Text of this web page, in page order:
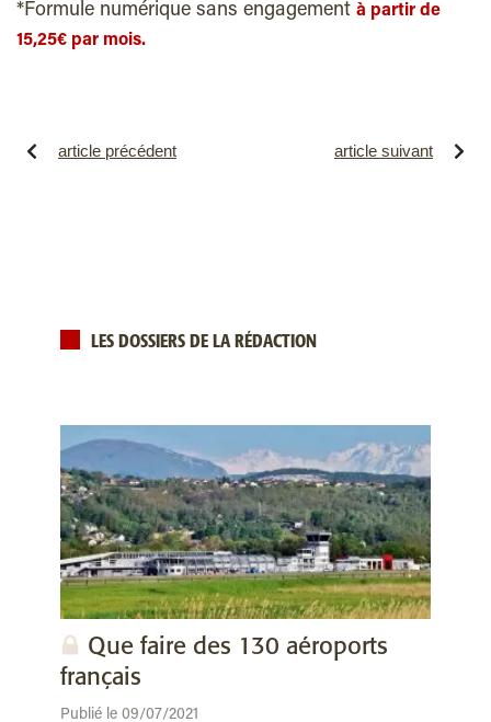
*Formule numérique sans engagement à partir de
15,25€ par mois.
article précédent article suivant
LES DOSSIERS DE LA RÉDACTION
Que faire des 130 aéroports
français
Publié le 09/07/2021